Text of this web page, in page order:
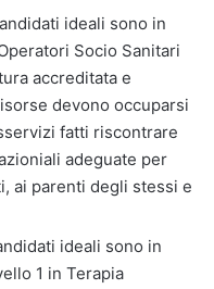
ideali sono in
Socio Sanitari
accreditata e
devono occuparsi
fatti riscontrare
adeguate per
ai parenti degli stessi e
ideali sono in
1 in Terapia